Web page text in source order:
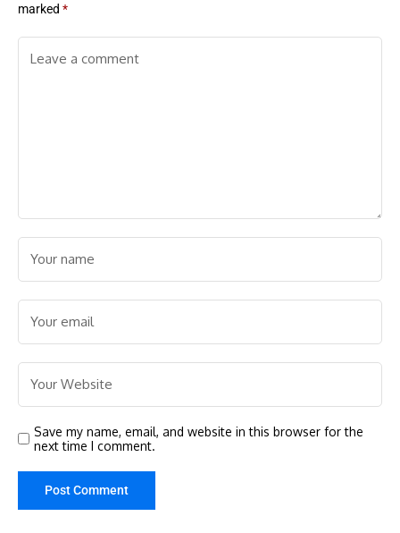
marked *
Save my name, email, and website in this browser for the
next time I comment.